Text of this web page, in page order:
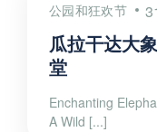
公园和狂欢节
瓜拉干达大
堂
Enchanting
A Wild [...]